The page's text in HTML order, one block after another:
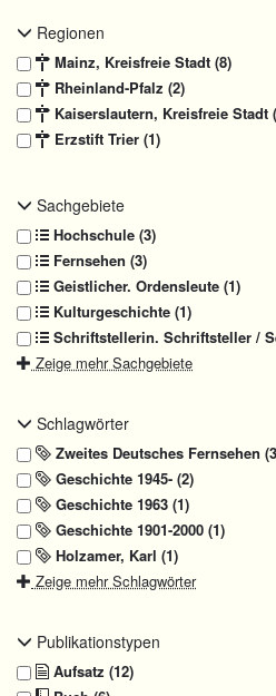
Regionen
Mainz, Kreisfreie Stadt (8)
Rheinland-Pfalz (2)
Kaiserslautern, Kreisfreie Stadt
Erzstift Trier (1)
Sachgebiete
Hochschule (3)
Fernsehen (3)
Geistlicher. Ordensleute (1)
Kulturgeschichte (1)
Schriftstellerin. Schriftsteller /
Zeige mehr Sachgebiete
Schlagwörter
Zweites Deutsches Fernsehen
Geschichte 1945- (2)
Geschichte 1963 (1)
Geschichte 1901-2000 (1)
Holzamer, Karl (1)
Zeige mehr Schlagwörter
Publikationstypen
Aufsatz (12)